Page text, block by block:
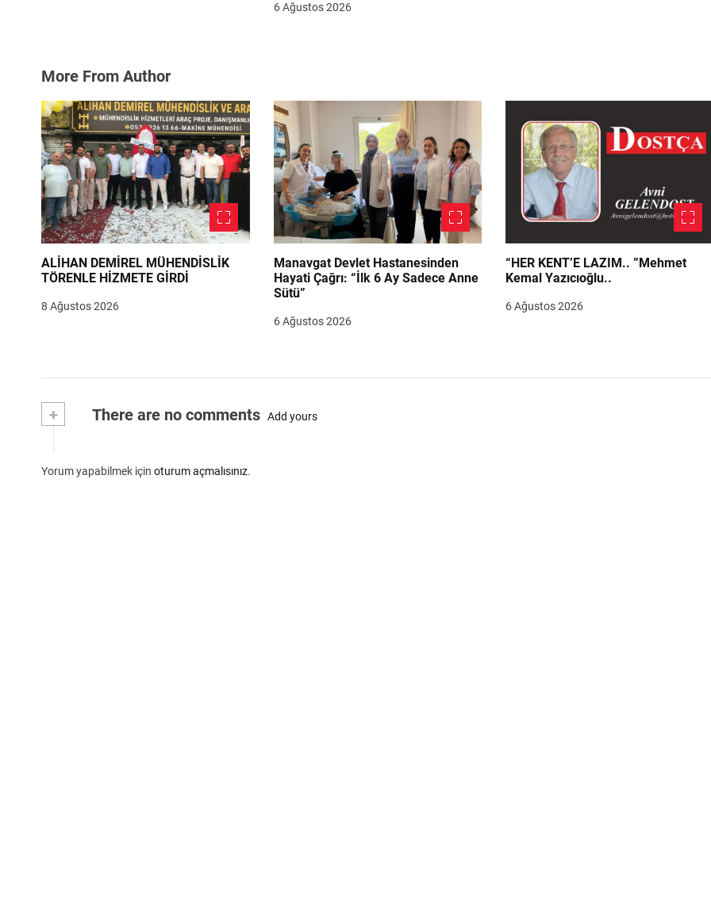
6 Ağustos 2026
More From Author
ALİHAN DEMİREL MÜHENDİSLİK
TÖRENLE HİZMETE GİRDİ
8 Ağustos 2026
Manavgat Devlet Hastanesinden
Hayati Çağrı: “İlk 6 Ay Sadece Anne
Sütü”
6 Ağustos 2026
“HER KENT’E LAZIM.. ”Mehmet
Kemal Yazıcıoğlu..
6 Ağustos 2026
+ There are no comments Add yours
Yorum yapabilmek için oturum açmalısınız.